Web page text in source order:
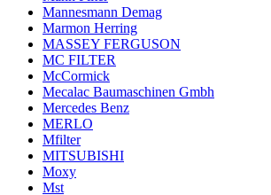
Mannesmann Demag
Marmon Herring
MASSEY FERGUSON
MC FILTER
McCormick
Mecalac Baumaschinen Gmbh
Mercedes Benz
MERLO
Mfilter
MITSUBISHI
Moxy
Mst